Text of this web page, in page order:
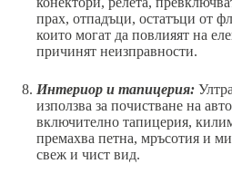
прах, отпадъци, остатъци от
които могат да повлияят на
причинят неизправности.
Интериор и тапицерия:
използва за почистване на
включително тапицерия,
премахва петна, мръсотия и
свеж и чист вид.